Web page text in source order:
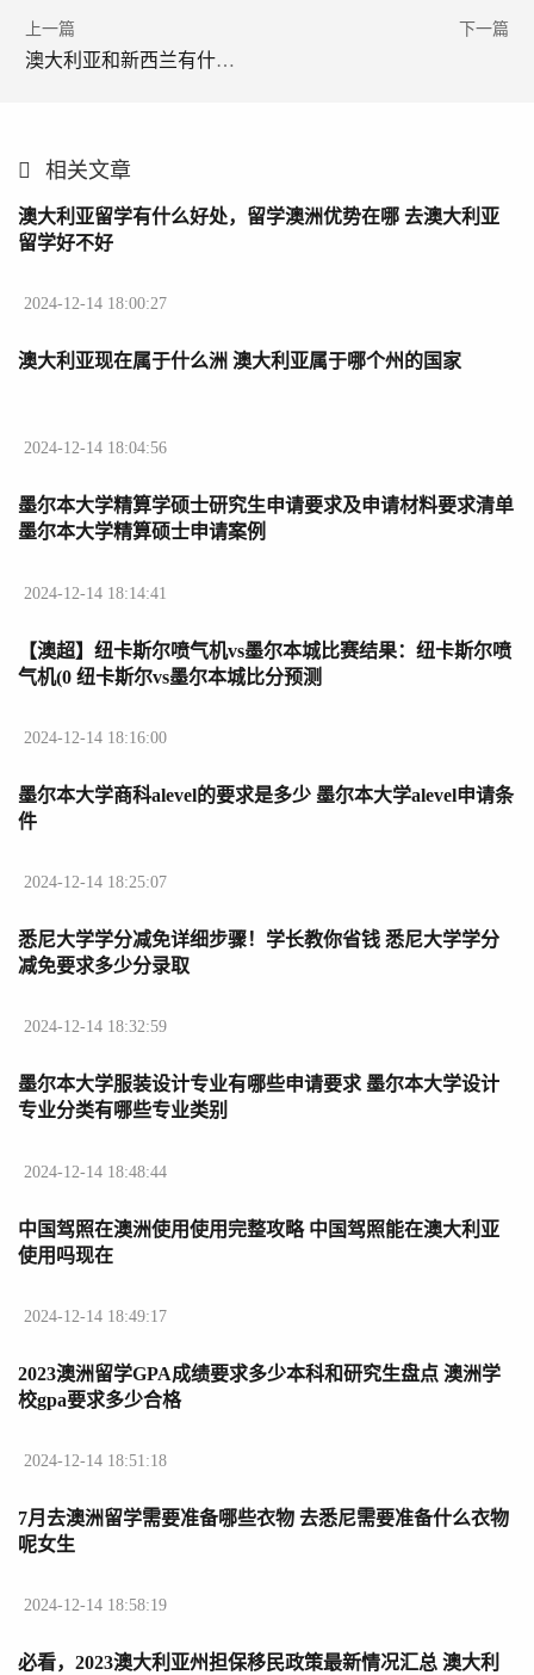
上一篇
澳大利亚和新西兰有什么关系 澳大利亚有什么标志
下一篇
相关文章
澳大利亚留学有什么好处，留学澳洲优势在哪 去澳大利亚
留学好不好
2024-12-14 18:00:27
澳大利亚现在属于什么洲 澳大利亚属于哪个州的国家
2024-12-14 18:04:56
墨尔本大学精算学硕士研究生申请要求及申请材料要求清单
墨尔本大学精算硕士申请案例
2024-12-14 18:14:41
【澳超】纽卡斯尔喷气机vs墨尔本城比赛结果：纽卡斯尔喷
气机(0 纽卡斯尔vs墨尔本城比分预测
2024-12-14 18:16:00
墨尔本大学商科alevel的要求是多少 墨尔本大学alevel申请条
件
2024-12-14 18:25:07
悉尼大学学分减免详细步骤！学长教你省钱 悉尼大学学分
减免要求多少分录取
2024-12-14 18:32:59
墨尔本大学服装设计专业有哪些申请要求 墨尔本大学设计
专业分类有哪些专业类别
2024-12-14 18:48:44
中国驾照在澳洲使用使用完整攻略 中国驾照能在澳大利亚
使用吗现在
2024-12-14 18:49:17
2023澳洲留学GPA成绩要求多少本科和研究生盘点 澳洲学
校gpa要求多少合格
2024-12-14 18:51:18
7月去澳洲留学需要准备哪些衣物 去悉尼需要准备什么衣物
呢女生
2024-12-14 18:58:19
必看，2023澳大利亚州担保移民政策最新情况汇总 澳大利